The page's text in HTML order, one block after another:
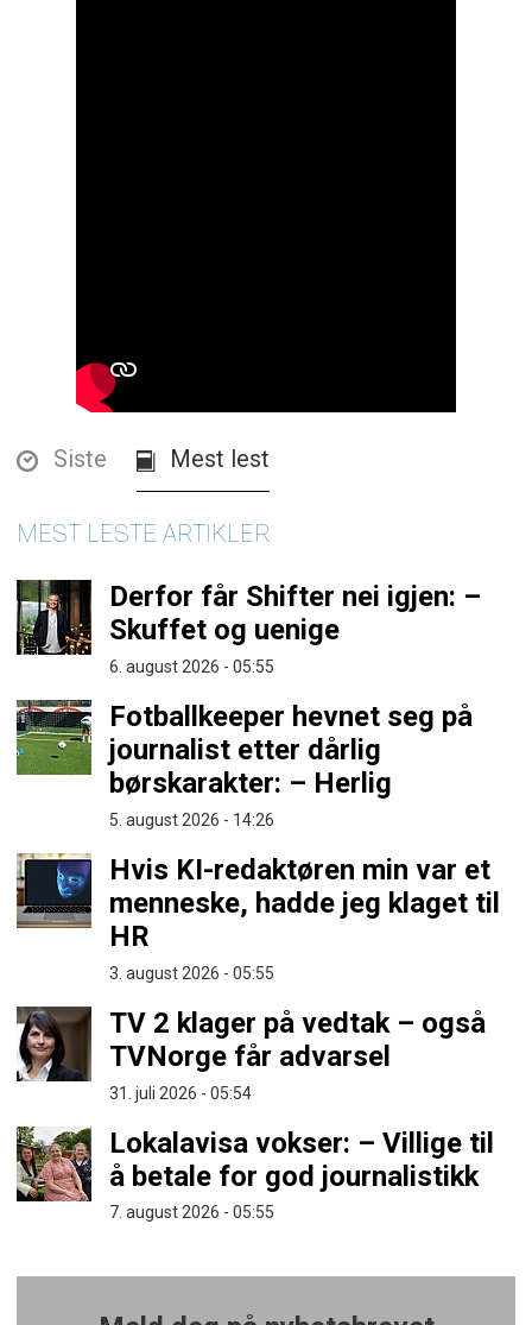
Siste Mest lest
MEST LESTE ARTIKLER
Derfor får Shifter nei igjen: –
Skuffet og uenige
6. august 2026 - 05:55
Fotballkeeper hevnet seg på
journalist etter dårlig
børskarakter: – Herlig
5. august 2026 - 14:26
Hvis KI-redaktøren min var et
menneske, hadde jeg klaget til
HR
3. august 2026 - 05:55
TV 2 klager på vedtak – også
TVNorge får advarsel
31. juli 2026 - 05:54
Lokalavisa vokser: – Villige til
å betale for god journalistikk
7. august 2026 - 05:55